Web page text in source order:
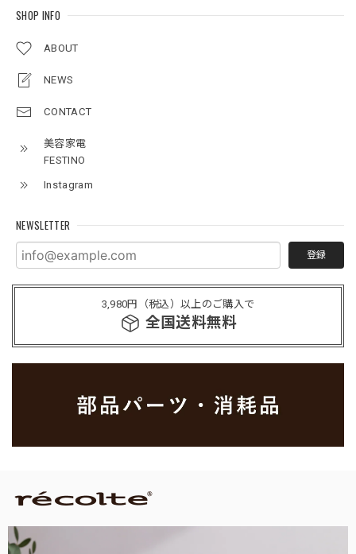
SHOP INFO
ABOUT
NEWS
CONTACT
美容家電
FESTINO
Instagram
NEWSLETTER
登録
3,980円（税込）以上のご購入で
全国送料無料